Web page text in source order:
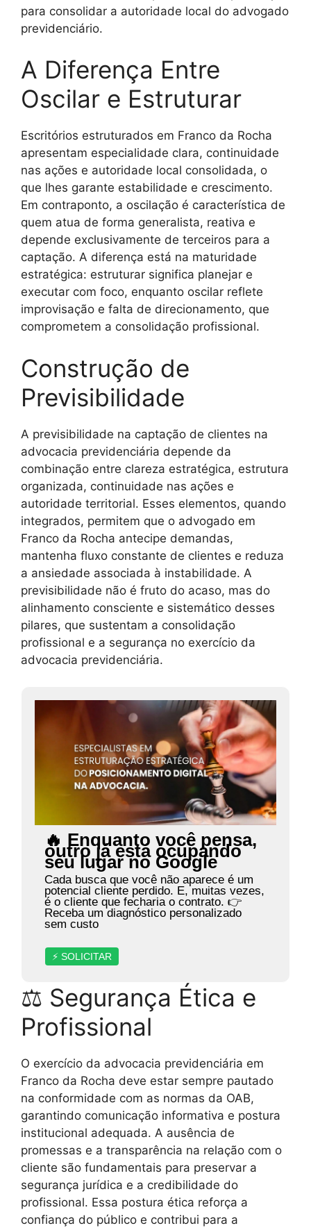
para consolidar a autoridade local do advogado
previdenciário.
A Diferença Entre
Oscilar e Estruturar
Escritórios estruturados em Franco da Rocha
apresentam especialidade clara, continuidade
nas ações e autoridade local consolidada, o
que lhes garante estabilidade e crescimento.
Em contraponto, a oscilação é característica de
quem atua de forma generalista, reativa e
depende exclusivamente de terceiros para a
captação. A diferença está na maturidade
estratégica: estruturar significa planejar e
executar com foco, enquanto oscilar reflete
improvisação e falta de direcionamento, que
comprometem a consolidação profissional.
Construção de
Previsibilidade
A previsibilidade na captação de clientes na
advocacia previdenciária depende da
combinação entre clareza estratégica, estrutura
organizada, continuidade nas ações e
autoridade territorial. Esses elementos, quando
integrados, permitem que o advogado em
Franco da Rocha antecipe demandas,
mantenha fluxo constante de clientes e reduza
a ansiedade associada à instabilidade. A
previsibilidade não é fruto do acaso, mas do
alinhamento consciente e sistemático desses
pilares, que sustentam a consolidação
profissional e a segurança no exercício da
advocacia previdenciária.
🔥 Enquanto você pensa,
outro já está ocupando
seu lugar no Google
Cada busca que você não aparece é um
potencial cliente perdido. E, muitas vezes,
é o cliente que fecharia o contrato. 👉
Receba um diagnóstico personalizado
sem custo
⚡ SOLICITAR
⚖ Segurança Ética e
Profissional
O exercício da advocacia previdenciária em
Franco da Rocha deve estar sempre pautado
na conformidade com as normas da OAB,
garantindo comunicação informativa e postura
institucional adequada. A ausência de
promessas e a transparência na relação com o
cliente são fundamentais para preservar a
segurança jurídica e a credibilidade do
profissional. Essa postura ética reforça a
confiança do público e contribui para a